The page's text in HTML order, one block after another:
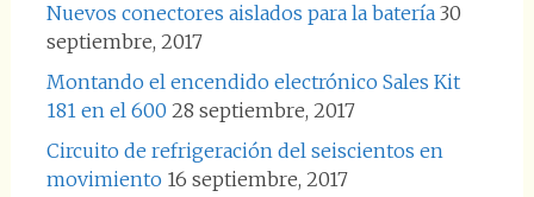
Nuevos conectores aislados para la batería 30
septiembre, 2017
Montando el encendido electrónico Sales Kit
181 en el 600 28 septiembre, 2017
Circuito de refrigeración del seiscientos en
movimiento 16 septiembre, 2017